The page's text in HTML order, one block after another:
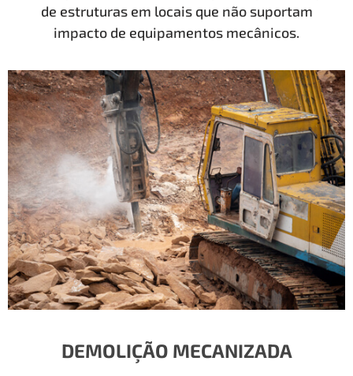
de estruturas em locais que não suportam
impacto de equipamentos mecânicos.
DEMOLIÇÃO MECANIZADA